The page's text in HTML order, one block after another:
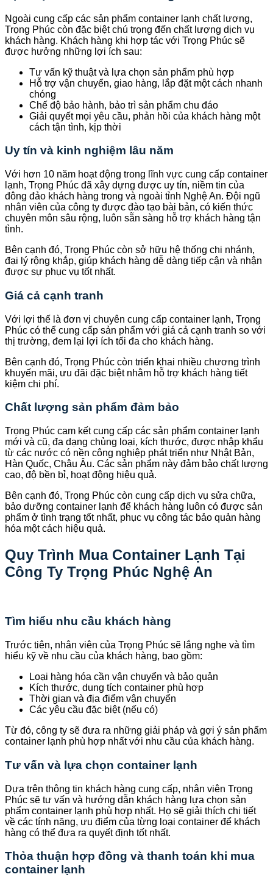
Ngoài cung cấp các sản phẩm container lạnh chất lượng,
Trọng Phúc còn đặc biệt chú trọng đến chất lượng dịch vụ
khách hàng. Khách hàng khi hợp tác với Trọng Phúc sẽ
được hưởng những lợi ích sau:
Tư vấn kỹ thuật và lựa chọn sản phẩm phù hợp
Hỗ trợ vận chuyển, giao hàng, lắp đặt một cách nhanh
chóng
Chế độ bảo hành, bảo trì sản phẩm chu đáo
Giải quyết mọi yêu cầu, phản hồi của khách hàng một
cách tận tình, kịp thời
Uy tín và kinh nghiệm lâu năm
Với hơn 10 năm hoạt động trong lĩnh vực cung cấp container
lạnh, Trọng Phúc đã xây dựng được uy tín, niềm tin của
đông đảo khách hàng trong và ngoài tỉnh Nghệ An. Đội ngũ
nhân viên của công ty được đào tạo bài bản, có kiến thức
chuyên môn sâu rộng, luôn sẵn sàng hỗ trợ khách hàng tận
tình.
Bên cạnh đó, Trọng Phúc còn sở hữu hệ thống chi nhánh,
đại lý rộng khắp, giúp khách hàng dễ dàng tiếp cận và nhận
được sự phục vụ tốt nhất.
Giá cả cạnh tranh
Với lợi thế là đơn vị chuyên cung cấp container lạnh, Trọng
Phúc có thể cung cấp sản phẩm với giá cả cạnh tranh so với
thị trường, đem lại lợi ích tối đa cho khách hàng.
Bên cạnh đó, Trọng Phúc còn triển khai nhiều chương trình
khuyến mãi, ưu đãi đặc biệt nhằm hỗ trợ khách hàng tiết
kiệm chi phí.
Chất lượng sản phẩm đảm bảo
Trọng Phúc cam kết cung cấp các sản phẩm container lạnh
mới và cũ, đa dạng chủng loại, kích thước, được nhập khẩu
từ các nước có nền công nghiệp phát triển như Nhật Bản,
Hàn Quốc, Châu Âu. Các sản phẩm này đảm bảo chất lượng
cao, độ bền bỉ, hoạt động hiệu quả.
Bên cạnh đó, Trọng Phúc còn cung cấp dịch vụ sửa chữa,
bảo dưỡng container lạnh để khách hàng luôn có được sản
phẩm ở tình trạng tốt nhất, phục vụ công tác bảo quản hàng
hóa một cách hiệu quả.
Quy Trình Mua Container Lạnh Tại
Công Ty Trọng Phúc Nghệ An
Tìm hiểu nhu cầu khách hàng
Trước tiên, nhân viên của Trọng Phúc sẽ lắng nghe và tìm
hiểu kỹ về nhu cầu của khách hàng, bao gồm:
Loại hàng hóa cần vận chuyển và bảo quản
Kích thước, dung tích container phù hợp
Thời gian và địa điểm vận chuyển
Các yêu cầu đặc biệt (nếu có)
Từ đó, công ty sẽ đưa ra những giải pháp và gợi ý sản phẩm
container lạnh phù hợp nhất với nhu cầu của khách hàng.
Tư vấn và lựa chọn container lạnh
Dựa trên thông tin khách hàng cung cấp, nhân viên Trọng
Phúc sẽ tư vấn và hướng dẫn khách hàng lựa chọn sản
phẩm container lạnh phù hợp nhất. Họ sẽ giải thích chi tiết
về các tính năng, ưu điểm của từng loại container để khách
hàng có thể đưa ra quyết định tốt nhất.
Thỏa thuận hợp đồng và thanh toán khi mua
container lạnh